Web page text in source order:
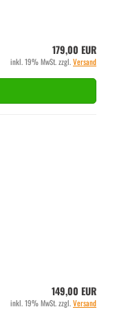
179,00 EUR
inkl. 19% MwSt. zzgl.Versand
149,00 EUR
inkl. 19% MwSt. zzgl.Versand